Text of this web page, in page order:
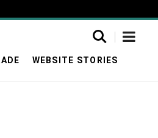
WEBSITE STORIES